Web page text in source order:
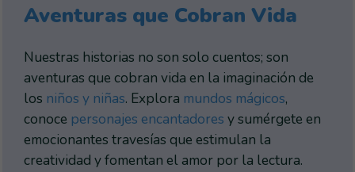
Aventuras que Cobran Vida
Nuestras historias no son solo cuentos; son
aventuras que cobran vida en la imaginación de
los niños y niñas. Explora mundos mágicos,
conoce personajes encantadores y sumérgete en
emocionantes travesías que estimulan la
creatividad y fomentan el amor por la lectura.